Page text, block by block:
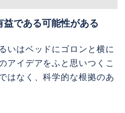
である可能性がある
いはベッドにゴロンと横に
アイデアをふと思いつくこ
はなく、科学的な根拠のあ